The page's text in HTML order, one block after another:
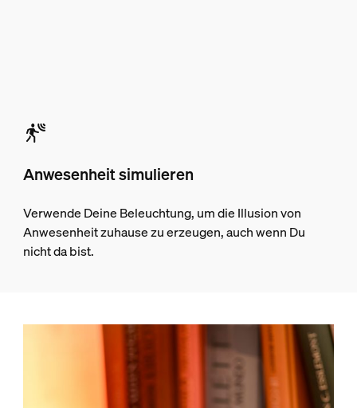
Anwesenheit simulieren
Verwende Deine Beleuchtung, um die Illusion von
Anwesenheit zuhause zu erzeugen, auch wenn Du
nicht da bist.